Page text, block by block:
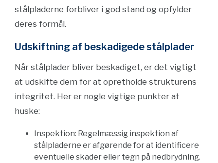
stålpladerne forbliver i god stand og opfylder
deres formål.
Udskiftning af beskadigede stålplader
Når stålplader bliver beskadiget, er det vigtigt
at udskifte dem for at opretholde strukturens
integritet. Her er nogle vigtige punkter at
huske:
Inspektion: Regelmæssig inspektion af
stålpladerne er afgørende for at identificere
eventuelle skader eller tegn på nedbrydning.